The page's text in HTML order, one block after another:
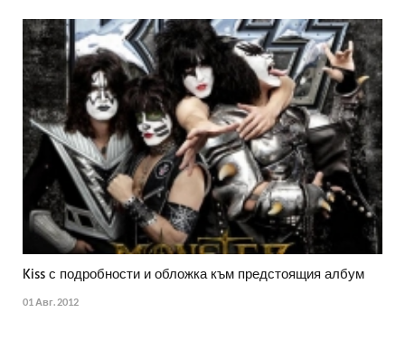
Kiss с подробности и обложка към предстоящия албум
01 Авг. 2012